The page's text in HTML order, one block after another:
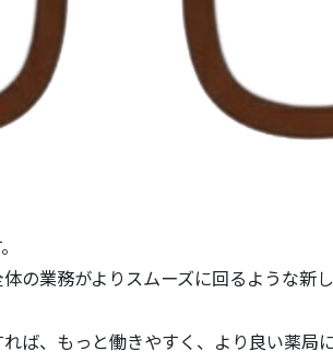
の業務がよりスムーズに回るような新
、もっと働きやすく、より良い薬局